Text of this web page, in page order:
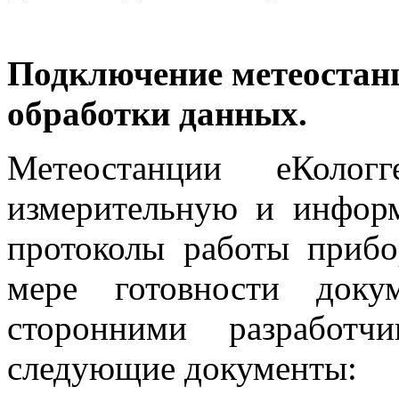
Подключение
обработки данных.
Метеостанции
измерительную и
протоколы работы
мере готовности
сторонними
следующие документы: